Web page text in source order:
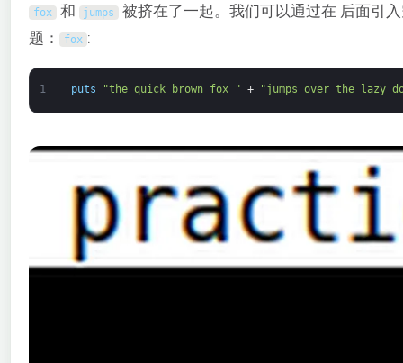
fox 和 jumps
被挤在了一起。我们可以通过在 后面引
题：
fox :
1 puts "the quick brown fox " + "jumps over the lazy